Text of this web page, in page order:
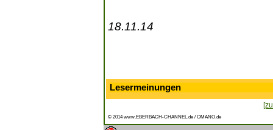
18.11.14
Lesermeinungen
© 2014 www.EBERBACH-CHANNEL.de / OMANO.de